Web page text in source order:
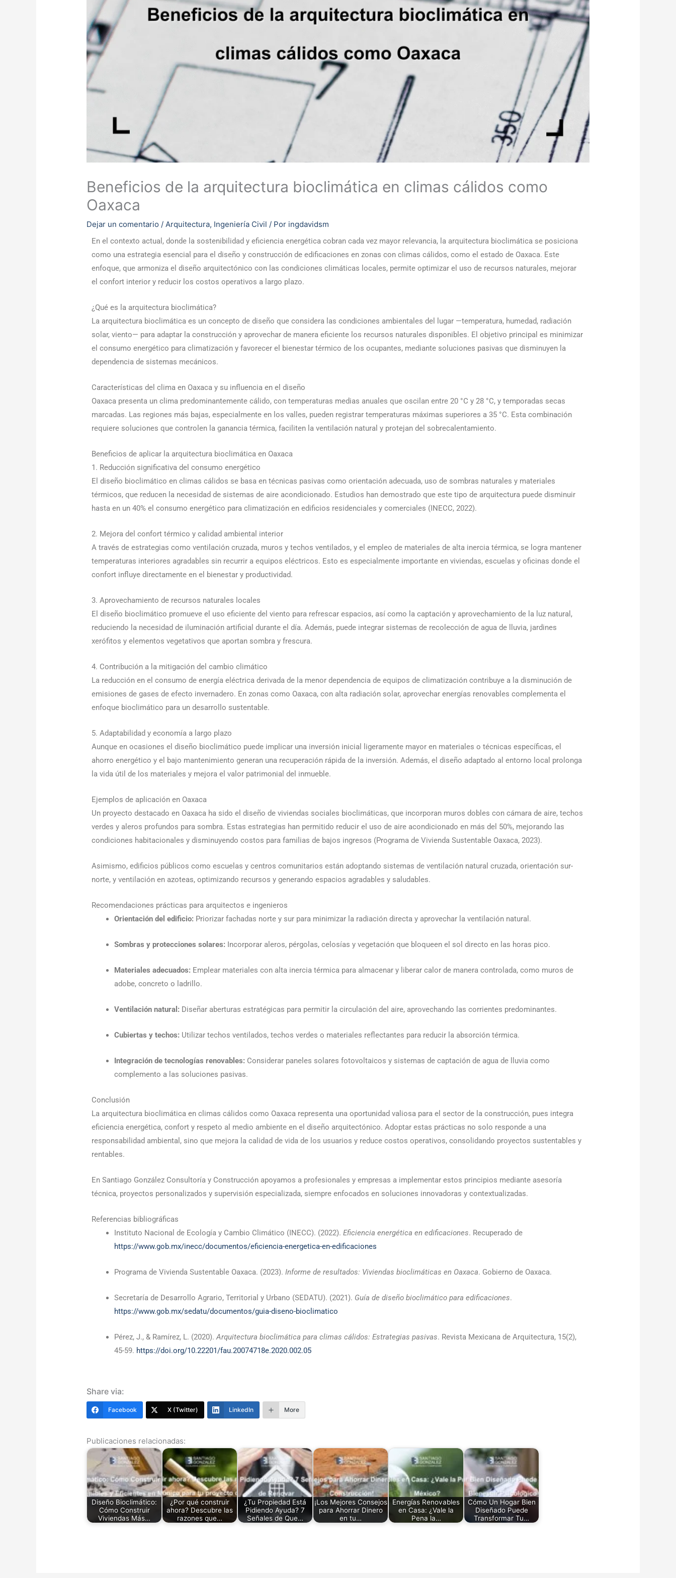
Beneficios de la arquitectura bioclimática en climas cálidos como
Oaxaca
Dejar un comentario /Arquitectura, Ingeniería Civil / Por ingdavidsm
En el contexto actual, donde la sostenibilidad y eficiencia energética cobran cada vez mayor relevancia, la arquitectura bioclimática se posiciona
como una estrategia esencial para el diseño y construcción de edificaciones en zonas con climas cálidos, como el estado de Oaxaca. Este
enfoque, que armoniza el diseño arquitectónico con las condiciones climáticas locales, permite optimizar el uso de recursos naturales, mejorar
el confort interior y reducir los costos operativos a largo plazo.
¿Qué es la arquitectura bioclimática?
La arquitectura bioclimática es un concepto de diseño que considera las condiciones ambientales del lugar —temperatura, humedad, radiación
solar, viento— para adaptar la construcción y aprovechar de manera eficiente los recursos naturales disponibles. El objetivo principal es minimizar
el consumo energético para climatización y favorecer el bienestar térmico de los ocupantes, mediante soluciones pasivas que disminuyen la
dependencia de sistemas mecánicos.
Características del clima en Oaxaca y su influencia en el diseño
Oaxaca presenta un clima predominantemente cálido, con temperaturas medias anuales que oscilan entre 20 °C y 28 °C, y temporadas secas
marcadas. Las regiones más bajas, especialmente en los valles, pueden registrar temperaturas máximas superiores a 35 °C. Esta combinación
requiere soluciones que controlen la ganancia térmica, faciliten la ventilación natural y protejan del sobrecalentamiento.
Beneficios de aplicar la arquitectura bioclimática en Oaxaca
1. Reducción significativa del consumo energético
El diseño bioclimático en climas cálidos se basa en técnicas pasivas como orientación adecuada, uso de sombras naturales y materiales
térmicos, que reducen la necesidad de sistemas de aire acondicionado. Estudios han demostrado que este tipo de arquitectura puede disminuir
hasta en un 40% el consumo energético para climatización en edificios residenciales y comerciales (INECC, 2022).
2. Mejora del confort térmico y calidad ambiental interior
A través de estrategias como ventilación cruzada, muros y techos ventilados, y el empleo de materiales de alta inercia térmica, se logra mantener
temperaturas interiores agradables sin recurrir a equipos eléctricos. Esto es especialmente importante en viviendas, escuelas y oficinas donde el
confort influye directamente en el bienestar y productividad.
3. Aprovechamiento de recursos naturales locales
El diseño bioclimático promueve el uso eficiente del viento para refrescar espacios, así como la captación y aprovechamiento de la luz natural,
reduciendo la necesidad de iluminación artificial durante el día. Además, puede integrar sistemas de recolección de agua de lluvia, jardines
xerófitos y elementos vegetativos que aportan sombra y frescura.
4. Contribución a la mitigación del cambio climático
La reducción en el consumo de energía eléctrica derivada de la menor dependencia de equipos de climatización contribuye a la disminución de
emisiones de gases de efecto invernadero. En zonas como Oaxaca, con alta radiación solar, aprovechar energías renovables complementa el
enfoque bioclimático para un desarrollo sustentable.
5. Adaptabilidad y economía a largo plazo
Aunque en ocasiones el diseño bioclimático puede implicar una inversión inicial ligeramente mayor en materiales o técnicas específicas, el
ahorro energético y el bajo mantenimiento generan una recuperación rápida de la inversión. Además, el diseño adaptado al entorno local prolonga
la vida útil de los materiales y mejora el valor patrimonial del inmueble.
Ejemplos de aplicación en Oaxaca
Un proyecto destacado en Oaxaca ha sido el diseño de viviendas sociales bioclimáticas, que incorporan muros dobles con cámara de aire, techos
verdes y aleros profundos para sombra. Estas estrategias han permitido reducir el uso de aire acondicionado en más del 50%, mejorando las
condiciones habitacionales y disminuyendo costos para familias de bajos ingresos (Programa de Vivienda Sustentable Oaxaca, 2023).
Asimismo, edificios públicos como escuelas y centros comunitarios están adoptando sistemas de ventilación natural cruzada, orientación sur-
norte, y ventilación en azoteas, optimizando recursos y generando espacios agradables y saludables.
Recomendaciones prácticas para arquitectos e ingenieros
Orientación del edificio: Priorizar fachadas norte y sur para minimizar la radiación directa y aprovechar la ventilación natural.
Sombras y protecciones solares: Incorporar aleros, pérgolas, celosías y vegetación que bloqueen el sol directo en las horas pico.
Materiales adecuados: Emplear materiales con alta inercia térmica para almacenar y liberar calor de manera controlada, como muros de
adobe, concreto o ladrillo.
Ventilación natural: Diseñar aberturas estratégicas para permitir la circulación del aire, aprovechando las corrientes predominantes.
Cubiertas y techos: Utilizar techos ventilados, techos verdes o materiales reflectantes para reducir la absorción térmica.
Integración de tecnologías renovables: Considerar paneles solares fotovoltaicos y sistemas de captación de agua de lluvia como
complemento a las soluciones pasivas.
Conclusión
La arquitectura bioclimática en climas cálidos como Oaxaca representa una oportunidad valiosa para el sector de la construcción, pues integra
eficiencia energética, confort y respeto al medio ambiente en el diseño arquitectónico. Adoptar estas prácticas no solo responde a una
responsabilidad ambiental, sino que mejora la calidad de vida de los usuarios y reduce costos operativos, consolidando proyectos sustentables y
rentables.
En Santiago González Consultoría y Construcción apoyamos a profesionales y empresas a implementar estos principios mediante asesoría
técnica, proyectos personalizados y supervisión especializada, siempre enfocados en soluciones innovadoras y contextualizadas.
Referencias bibliográficas
Instituto Nacional de Ecología y Cambio Climático (INECC). (2022).Eficiencia energética en edificaciones. Recuperado de
https://www.gob.mx/inecc/documentos/eficiencia-energetica-en-edificaciones
Programa de Vivienda Sustentable Oaxaca. (2023).Informe de resultados: Viviendas bioclimáticas en Oaxaca. Gobierno de Oaxaca.
Secretaría de Desarrollo Agrario, Territorial y Urbano (SEDATU). (2021). Guía de diseño bioclimático para edificaciones.
https://www.gob.mx/sedatu/documentos/guia-diseno-bioclimatico
Pérez, J., & Ramírez, L. (2020).Arquitectura bioclimática para climas cálidos: Estrategias pasivas. Revista Mexicana de Arquitectura, 15(2),
45-59. https://doi.org/10.22201/fau.20074718e.2020.002.05
Share via:
Facebook X (Twitter) LinkedIn More
Publicaciones relacionadas:
Diseño Bioclimático:
Cómo Construir
Viviendas Más…
¿Por qué construir
ahora? Descubre las
razones que…
¿Tu Propiedad Está
Pidiendo Ayuda? 7
Señales de Que…
¡Los Mejores Consejos
para Ahorrar Dinero
en tu…
Energías Renovables
en Casa: ¿Vale la
Pena la…
Cómo Un Hogar Bien
Diseñado Puede
Transformar Tu…